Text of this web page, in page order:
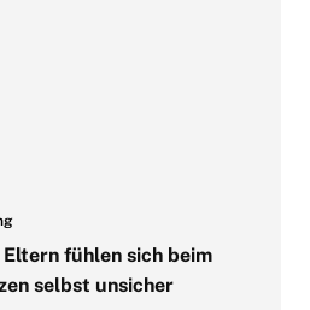
fühlen sich beim
selbst unsicher